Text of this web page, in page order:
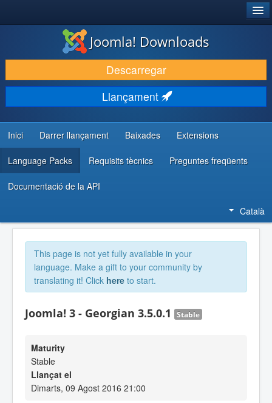
DESCARREGA & AMPLIA
DESCOBRIR & APRENDRE
COMUNITAT & SUPORT
RECURSOS PER DESENVOLUPADORS/ES
Joomla! Downloads
Descarregar
Llançament
Inici Darrer llançament Baixades Extensions
Language Packs Requisits tècnics Preguntes freqüents
Documentació de la API
Català
This page is not yet fully available in your
language. Make a gift to your community by
translating it! Click here to start.
Joomla! 3 - Georgian 3.5.0.1 Stable
Maturity
Stable
Llançat el
Dimarts, 09 Agost 2016 21:00